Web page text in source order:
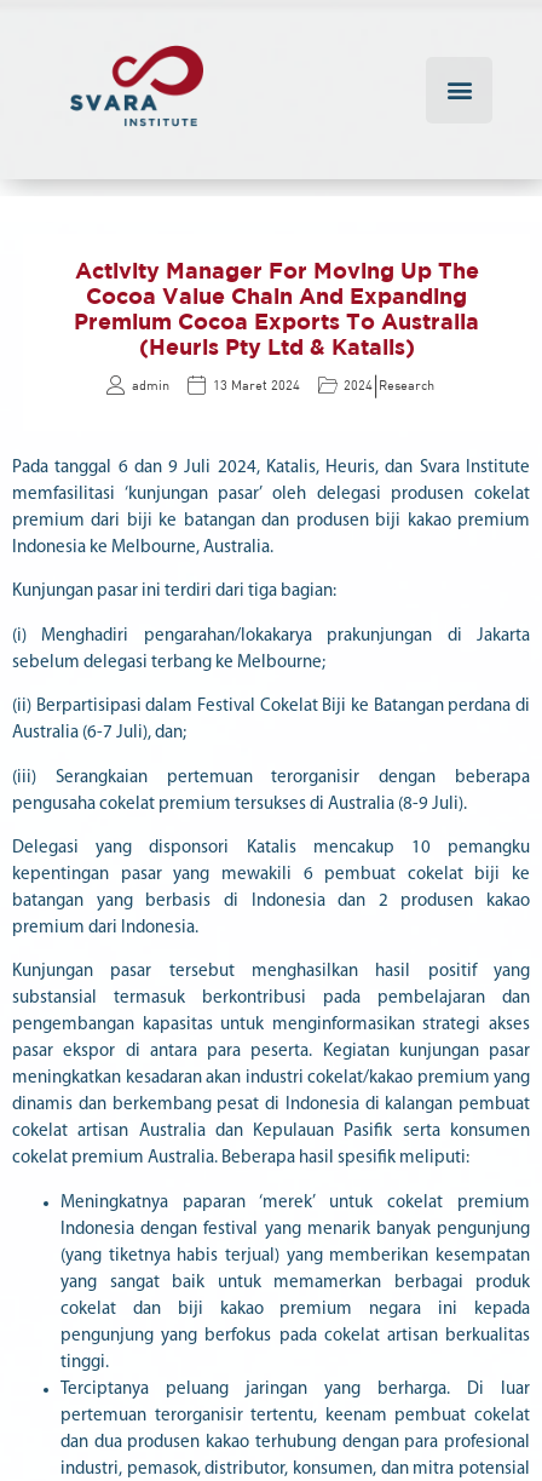
Activity Manager For Moving Up The
Cocoa Value Chain And Expanding
Premium Cocoa Exports To Australia
(Heuris Pty Ltd & Katalis)
admin 13 Maret 2024 2024 Research
Pada tanggal 6 dan 9 Juli 2024, Katalis, Heuris, dan Svara Institute
memfasilitasi ‘kunjungan pasar’ oleh delegasi produsen cokelat
premium dari biji ke batangan dan produsen biji kakao premium
Indonesia ke Melbourne, Australia.
Kunjungan pasar ini terdiri dari tiga bagian:
(i) Menghadiri pengarahan/lokakarya prakunjungan di Jakarta
sebelum delegasi terbang ke Melbourne;
(ii) Berpartisipasi dalam Festival Cokelat Biji ke Batangan perdana di
Australia (6-7 Juli), dan;
(iii) Serangkaian pertemuan terorganisir dengan beberapa
pengusaha cokelat premium tersukses di Australia (8-9 Juli).
Delegasi yang disponsori Katalis mencakup 10 pemangku
kepentingan pasar yang mewakili 6 pembuat cokelat biji ke
batangan yang berbasis di Indonesia dan 2 produsen kakao
premium dari Indonesia.
Kunjungan pasar tersebut menghasilkan hasil positif yang
substansial termasuk berkontribusi pada pembelajaran dan
pengembangan kapasitas untuk menginformasikan strategi akses
pasar ekspor di antara para peserta. Kegiatan kunjungan pasar
meningkatkan kesadaran akan industri cokelat/kakao premium yang
dinamis dan berkembang pesat di Indonesia di kalangan pembuat
cokelat artisan Australia dan Kepulauan Pasifik serta konsumen
cokelat premium Australia. Beberapa hasil spesifik meliputi:
Meningkatnya paparan ‘merek’ untuk cokelat premium
Indonesia dengan festival yang menarik banyak pengunjung
(yang tiketnya habis terjual) yang memberikan kesempatan
yang sangat baik untuk memamerkan berbagai produk
cokelat dan biji kakao premium negara ini kepada
pengunjung yang berfokus pada cokelat artisan berkualitas
tinggi.
Terciptanya peluang jaringan yang berharga. Di luar
pertemuan terorganisir tertentu, keenam pembuat cokelat
dan dua produsen kakao terhubung dengan para profesional
industri, pemasok, distributor, konsumen, dan mitra potensial